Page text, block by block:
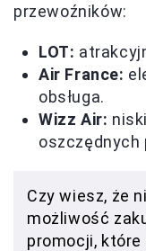
przewoźników:
LOT:
Air France:
obsługa.
Wizz Air:
oszczędnych
Czy wiesz, że
możliwość
promocji,